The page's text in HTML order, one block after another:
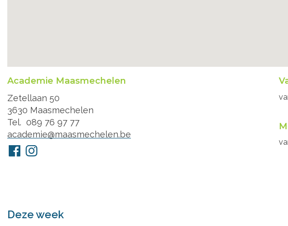
Academie Maasmechelen
Adres
Zetellaan 50
3630 Maasmechelen
Tel.
089 76 97 77
E-
mail
academie@maasmechelen.be
Volg
ons
FacebookInstagram
Deze week